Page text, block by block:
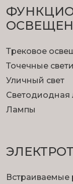
Трековое
Точечные
Уличный свет
Светодиодная
Лампы
Встраиваемые